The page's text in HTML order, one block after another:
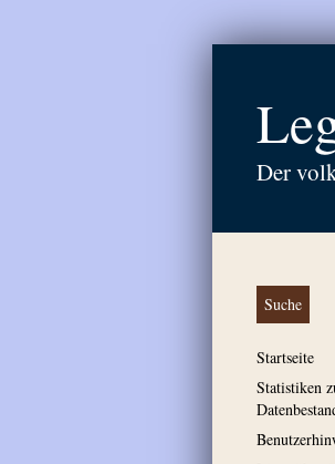
Der
Suche
Startseite
Statistiken